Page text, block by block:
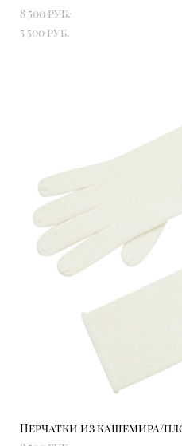
8 500 pуб.
5 500 pуб.
Перчатки из кашемира/